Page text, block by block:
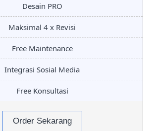
Desain PRO
Maksimal 4 x Revisi
Free Maintenance
Integrasi Sosial Media
Free Konsultasi
Order Sekarang